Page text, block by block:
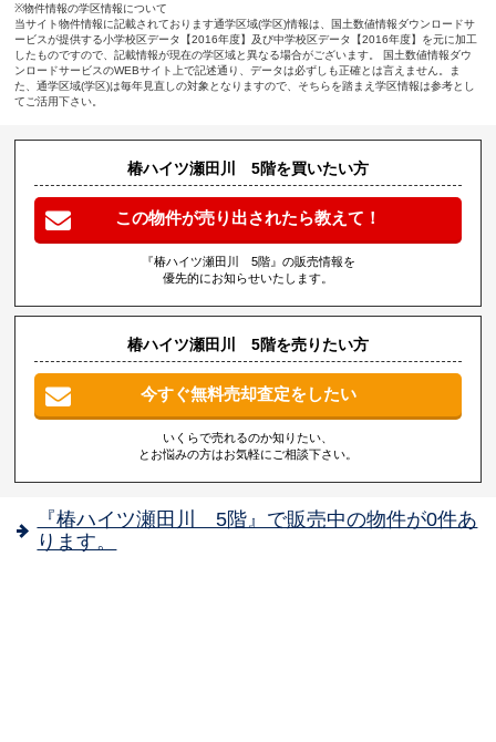
※物件情報の学区情報について
当サイト物件情報に記載されております通学区域(学区)情報は、国土数値情報ダウンロードサ
ービスが提供する小学校区データ【2016年度】及び中学校区データ【2016年度】を元に加工
したものですので、記載情報が現在の学区域と異なる場合がございます。 国土数値情報ダウ
ンロードサービスのWEBサイト上で記述通り、データは必ずしも正確とは言えません。ま
た、通学区域(学区)は毎年見直しの対象となりますので、そちらを踏まえ学区情報は参考とし
てご活用下さい。
椿ハイツ瀬田川 5階を買いたい方
この物件が売り出されたら教えて！
『椿ハイツ瀬田川 5階』の販売情報を
優先的にお知らせいたします。
椿ハイツ瀬田川 5階を売りたい方
今すぐ無料売却査定をしたい
いくらで売れるのか知りたい、
とお悩みの方はお気軽にご相談下さい。
『椿ハイツ瀬田川 5階』で販売中の物件が0件あ
ります。